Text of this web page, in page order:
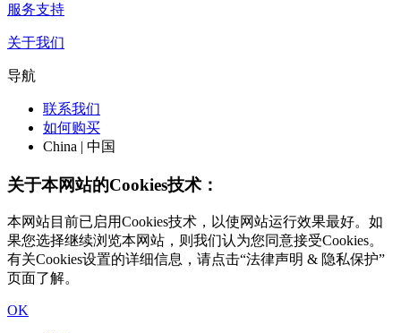
服务支持
关于我们
导航
联系我们
如何购买
China | 中国
关于本网站的Cookies技术：
本网站目前已启用Cookies技术，以使网站运行效果最好。如
果您选择继续浏览本网站，则我们认为您同意接受Cookies。
有关Cookies设置的详细信息，请点击“法律声明 & 隐私保护”
页面了解。
OK